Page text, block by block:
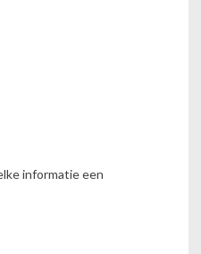
informatie een